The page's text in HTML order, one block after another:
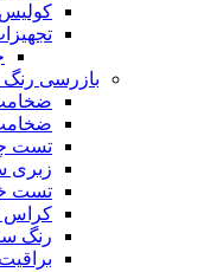
کولیس
بازرسی
تست
زبری
تست
کراس
رنگ